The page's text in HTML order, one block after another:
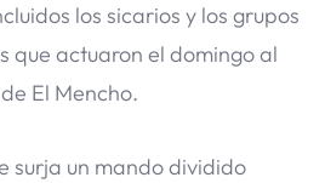
los sicarios y los grupos
que actuaron el domingo al
El Mencho.
surja un mando dividido